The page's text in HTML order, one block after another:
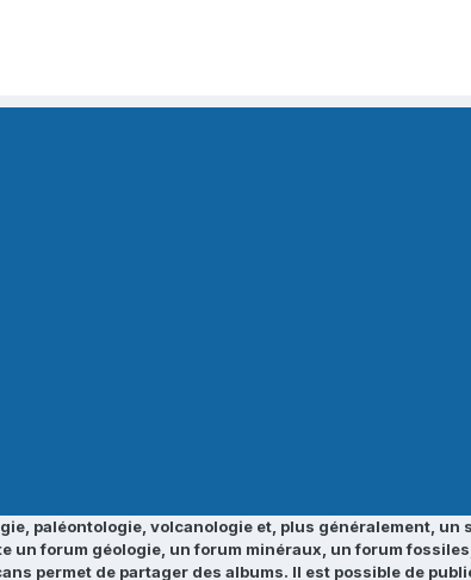
paléontologie, volcanologie et, plus généralement,
forum géologie, un forum minéraux, un forum
permet de partager des albums. Il est possible de